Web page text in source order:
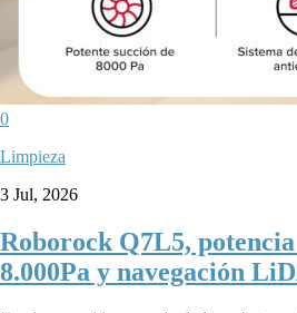
0
Limpieza
3 Jul, 2026
Roborock Q7L5,
8.000Pa y navegación